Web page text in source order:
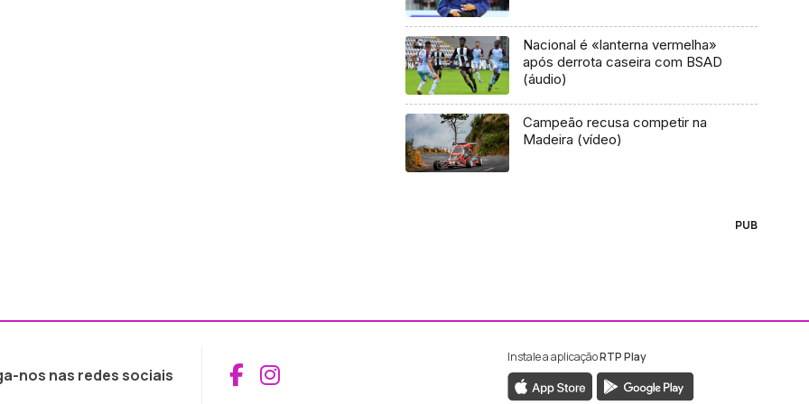
Nacional é «lanterna vermelha»
após derrota caseira com BSAD
(áudio)
Campeão recusa competir na
Madeira (vídeo)
PUB
nos nas redes sociais Aceder ao Facebook da RTP Madeira
Aceder ao Instagram da RTP Madeira
Instale a aplicaçãoRTP Play